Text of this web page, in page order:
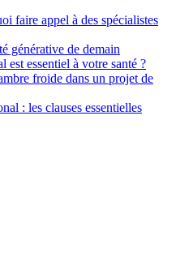
faire appel à des spécialistes
générative de demain
essentiel à votre santé ?
froide dans un projet de
: les clauses essentielles